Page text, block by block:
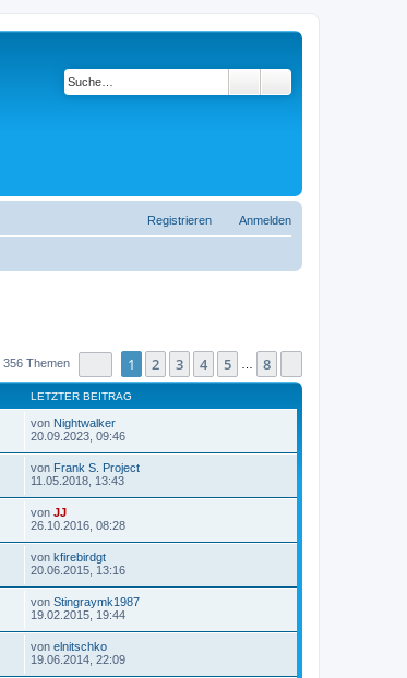
Anmelden
Registrieren
356 Themen Seite von8
1 2 3 4 5 8
LETZTER BEITRAG
von Nightwalker
20.09.2023, 09:46
von Frank S. Project
11.05.2018, 13:43
von JJ
26.10.2016, 08:28
von kfirebirdgt
20.06.2015, 13:16
von Stingraymk1987
19.02.2015, 19:44
von elnitschko
19.06.2014, 22:09